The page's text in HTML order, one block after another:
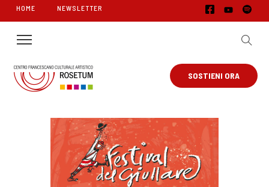
HOME NEWSLETTER
SOSTIENI ORA